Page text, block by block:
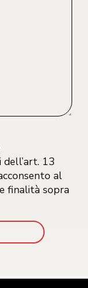
dell’art. 13
al
finalità sopra